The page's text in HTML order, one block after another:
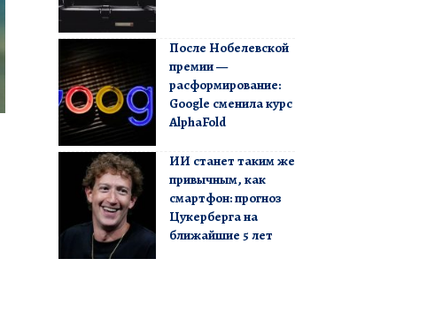
После Нобелевской
премии —
расформирование:
Google сменила курс
AlphaFold
ИИ станет таким же
привычным, как
смартфон: прогноз
Цукерберга на
ближайшие 5 лет